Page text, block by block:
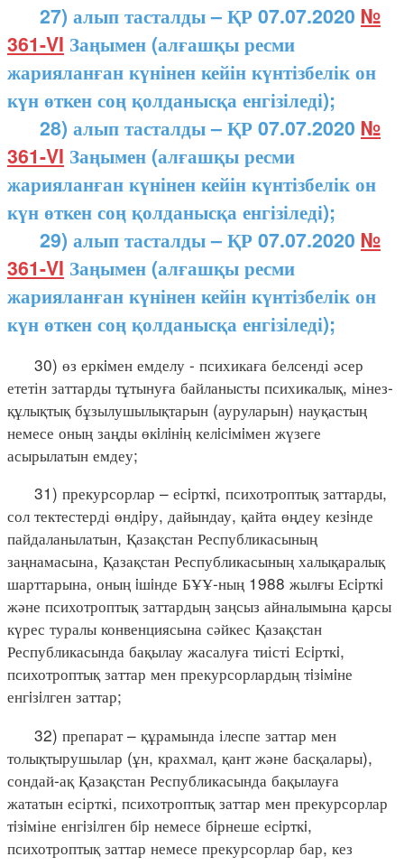
27) алып тасталды – ҚР 07.07.2020 №
361-VI Заңымен (алғашқы ресми
жарияланған күнінен кейін күнтізбелік он
күн өткен соң қолданысқа енгізіледі);
28) алып тасталды – ҚР 07.07.2020 №
361-VI Заңымен (алғашқы ресми
жарияланған күнінен кейін күнтізбелік он
күн өткен соң қолданысқа енгізіледі);
29) алып тасталды – ҚР 07.07.2020 №
361-VI Заңымен (алғашқы ресми
жарияланған күнінен кейін күнтізбелік он
күн өткен соң қолданысқа енгізіледі);
30) өз еркiмен емделу - психикаға белсенді әсер
ететін заттарды тұтынуға байланысты психикалық, мінез-
құлықтық бұзылушылықтарын (ауруларын) науқастың
немесе оның заңды өкiлiнiң келiсiмiмен жүзеге
асырылатын емдеу;
31) прекурсорлар – есiрткi, психотроптық заттарды,
сол тектестерді өндiру, дайындау, қайта өңдеу кезiнде
пайдаланылатын, Қазақстан Республикасының
заңнамасына, Қазақстан Республикасының халықаралық
шарттарына, оның iшiнде БҰҰ-ның 1988 жылғы Есiрткi
және психотроптық заттардың заңсыз айналымына қарсы
күрес туралы конвенциясына сәйкес Қазақстан
Республикасында бақылау жасалуға тиісті Есiрткi,
психотроптық заттар мен прекурсорлардың тiзiмiне
енгiзiлген заттар;
32) препарат – құрамында ілеспе заттар мен
толықтырушылар (ұн, крахмал, қант және басқалары),
сондай-ақ Қазақстан Республикасында бақылауға
жататын есірткі, психотроптық заттар мен прекурсорлар
тiзiміне енгiзiлген бiр немесе бiрнеше есiрткi,
психотроптық заттар немесе прекурсорлар бар, кез